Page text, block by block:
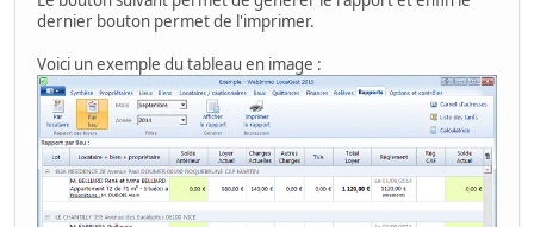
dernier bouton permet de l'imprimer.
Voici un exemple du tableau en image :